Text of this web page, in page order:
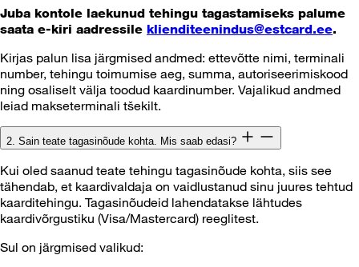
Juba kontole laekunud tehingu tagastamiseks palume
saata e-kiri aadressile klienditeenindus@estcard.ee.
Kirjas palun lisa järgmised andmed: ettevõtte nimi, terminali
number, tehingu toimumise aeg, summa, autoriseerimiskood
ning osaliselt välja toodud kaardinumber. Vajalikud andmed
leiad makseterminali tšekilt.
2. Sain teate tagasinõude kohta. Mis saab edasi?
Kui oled saanud teate tehingu tagasinõude kohta, siis see
tähendab, et kaardivaldaja on vaidlustanud sinu juures tehtud
kaarditehingu. Tagasinõudeid lahendatakse lähtudes
kaardivõrgustiku (Visa/Mastercard) reeglitest.
Sul on järgmised valikud: